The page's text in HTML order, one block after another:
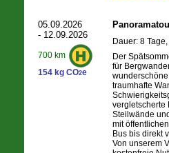
05.09.2026
- 12.09.2026
700 km
154 kg CO2e
Dauer: 8
Der
für
traumhafte
vergletscherte
Steilwände
mit
Bus bis direkt
Von unserem